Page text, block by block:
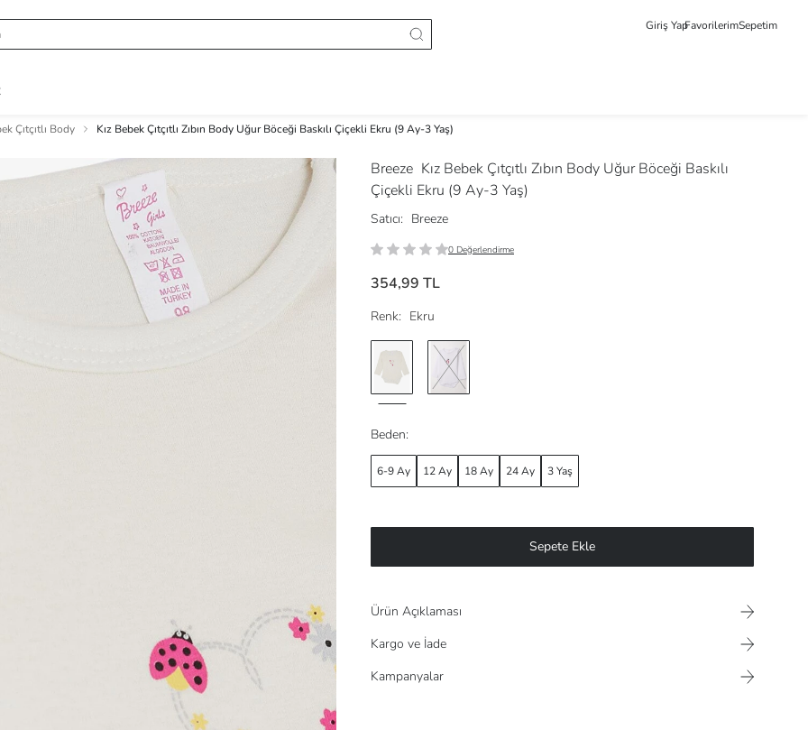
Giriş YapFavorilerimSepetim
Çıtçıtlı Body Kız Bebek Çıtçıtlı Zıbın Body Uğur Böceği Baskılı Çiçekli Ekru (9 Ay-3 Yaş)
Breeze Kız Bebek Çıtçıtlı Zıbın Body Uğur Böceği Baskılı
Çiçekli Ekru (9 Ay-3 Yaş)
Satıcı: Breeze
0 Değerlendirme
354,99 TL
Renk: Ekru
Beden:
6-9 Ay 12 Ay 18 Ay 24 Ay 3 Yaş
Sepete Ekle
Ürün Açıklaması
Kargo ve İade
Kampanyalar